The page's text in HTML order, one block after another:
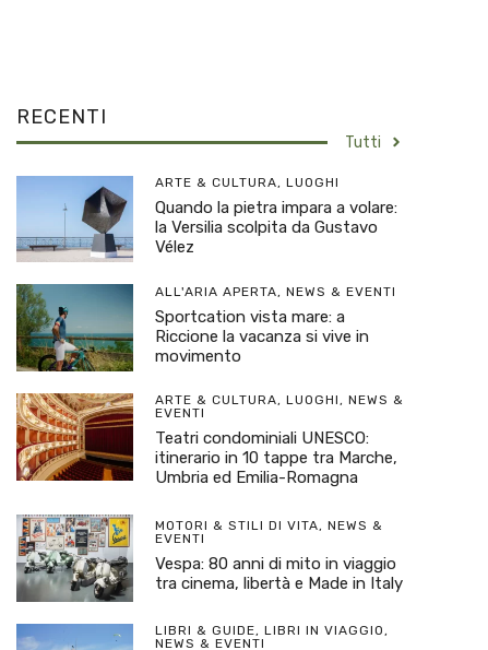
RECENTI
Tutti
ARTE & CULTURA, LUOGHI
Quando la pietra impara a volare:
la Versilia scolpita da Gustavo
Vélez
ALL'ARIA APERTA, NEWS & EVENTI
Sportcation vista mare: a
Riccione la vacanza si vive in
movimento
ARTE & CULTURA, LUOGHI, NEWS &
EVENTI
Teatri condominiali UNESCO:
itinerario in 10 tappe tra Marche,
Umbria ed Emilia-Romagna
MOTORI & STILI DI VITA, NEWS &
EVENTI
Vespa: 80 anni di mito in viaggio
tra cinema, libertà e Made in Italy
LIBRI & GUIDE, LIBRI IN VIAGGIO,
NEWS & EVENTI